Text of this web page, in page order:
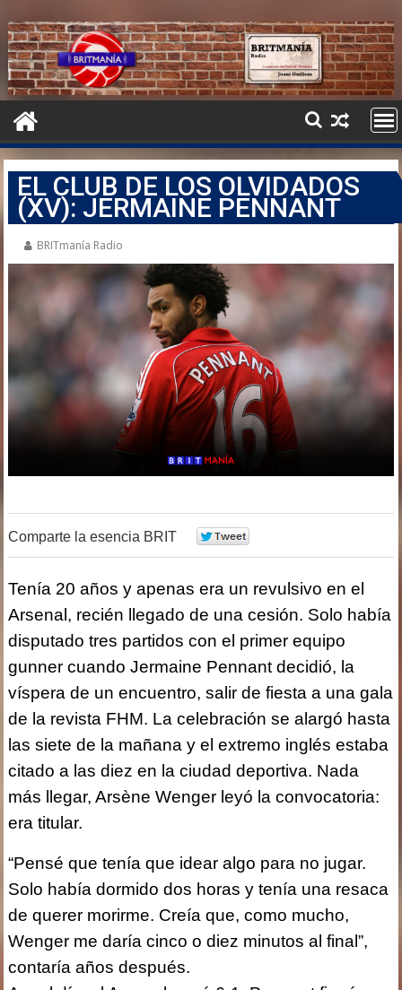
EL CLUB DE LOS OLVIDADOS
(XV): JERMAINE PENNANT
BRITmanía Radio
Comparte la esencia BRIT
Tenía 20 años y apenas era un revulsivo en el
Arsenal, recién llegado de una cesión. Solo había
disputado tres partidos con el primer equipo
gunner cuando Jermaine Pennant decidió, la
víspera de un encuentro, salir de fiesta a una gala
de la revista FHM. La celebración se alargó hasta
las siete de la mañana y el extremo inglés estaba
citado a las diez en la ciudad deportiva. Nada
más llegar, Arsène Wenger leyó la convocatoria:
era titular.
“Pensé que tenía que idear algo para no jugar.
Solo había dormido dos horas y tenía una resaca
de querer morirme. Creía que, como mucho,
Wenger me daría cinco o diez minutos al final”,
contaría años después.